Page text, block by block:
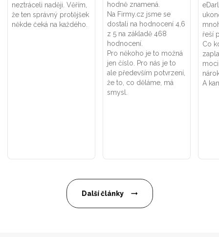
neztráceli naději. Věřím,
že ten správný protějšek
někde čeká na každého.
hodně znamená.
Na Firmy.cz jsme se
dostali na hodnocení 4,6
z 5 na základě 468
hodnocení.
Pro někoho je to možná
jen číslo. Pro nás je to
ale především potvrzení,
že to, co děláme, má
smysl.
řeší
Co
A
Další články